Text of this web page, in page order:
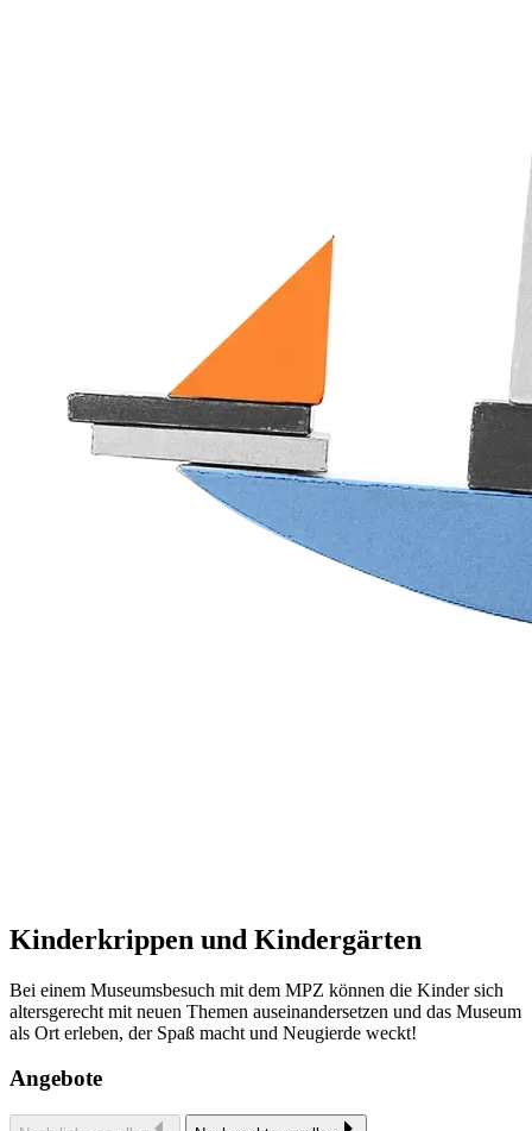
Kinderkrippen und Kindergärten
Bei einem Museumsbesuch mit dem MPZ können die Kinder sich
altersgerecht mit neuen Themen auseinandersetzen und das Museum
als Ort erleben, der Spaß macht und Neugierde weckt!
Angebote